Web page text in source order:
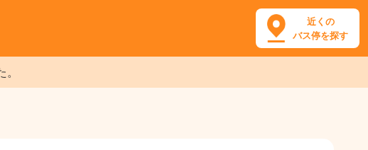
近くの
バス停を探す